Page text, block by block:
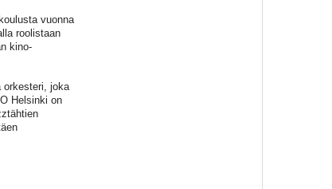
vuonna
roolistaan
kino-
joka
Helsinki on